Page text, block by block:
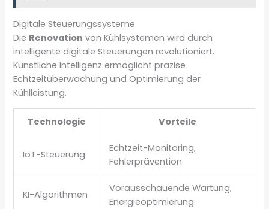
Digitale Steuerungssysteme
Die Renovation von Kühlsystemen wird durch
intelligente digitale Steuerungen revolutioniert.
Künstliche Intelligenz ermöglicht präzise
Echtzeitüberwachung und Optimierung der
Kühlleistung.
Technologie Vorteile
IoT-Steuerung
Echtzeit-Monitoring,
Fehlerprävention
KI-Algorithmen
Vorausschauende Wartung,
Energieoptimierung